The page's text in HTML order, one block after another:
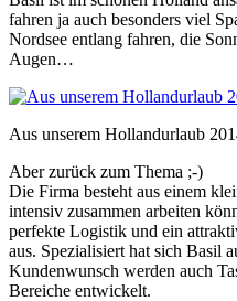
fahren ja auch besonders viel
Nordsee entlang fahren, die
Augen…
Aus unserem Hollandurlaub
Aber zurück zum Thema ;-)
Die Firma besteht aus einem
intensiv zusammen arbeiten
perfekte Logistik und ein
aus. Spezialisiert hat sich Basil
Kundenwunsch werden auch
Bereiche entwickelt.